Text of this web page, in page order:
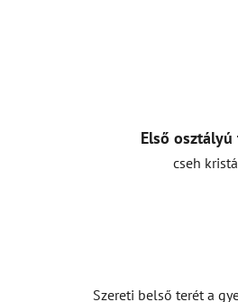
Első osztályú
cseh
Szereti belső terét a